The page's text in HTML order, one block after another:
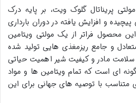
پریناتال گلوک ویت، بر پایه درک
و افزایش یافته در دوران بارداری
محصول فراتر از یک مولتی ویتامین
و جامع ریزمغذی هایی تولید شده
مادر و کیفیت شیر اهمیت حیاتی
ای است که تمام ویتامین ها و مواد
متناسب با توصیه های جهانی برای این